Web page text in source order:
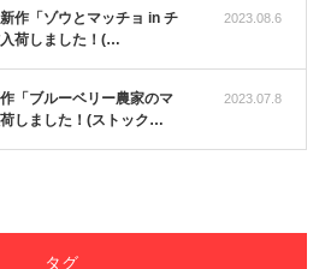
2023.08.6
作「ゾウとマッチョ in チ
荷しました！(…
2023.07.8
「ブルーベリー農家のマ
しました！(ストック…
タグ
】マッチョフリー素材メンバーが
世界記録…